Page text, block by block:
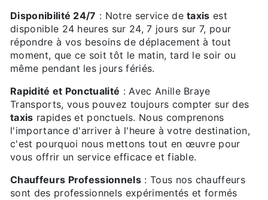
Disponibilité 24/7 : Notre service detaxis est
disponible 24 heures sur 24, 7 jours sur 7, pour
répondre à vos besoins de déplacement à tout
moment, que ce soit tôt le matin, tard le soir ou
même pendant les jours fériés.
Rapidité et Ponctualité : Avec Anille Braye
Transports, vous pouvez toujours compter sur des
taxis rapides et ponctuels. Nous comprenons
l'importance d'arriver à l'heure à votre destination,
c'est pourquoi nous mettons tout en œuvre pour
vous offrir un service efficace et fiable.
Chauffeurs Professionnels : Tous nos chauffeurs
sont des professionnels expérimentés et formés